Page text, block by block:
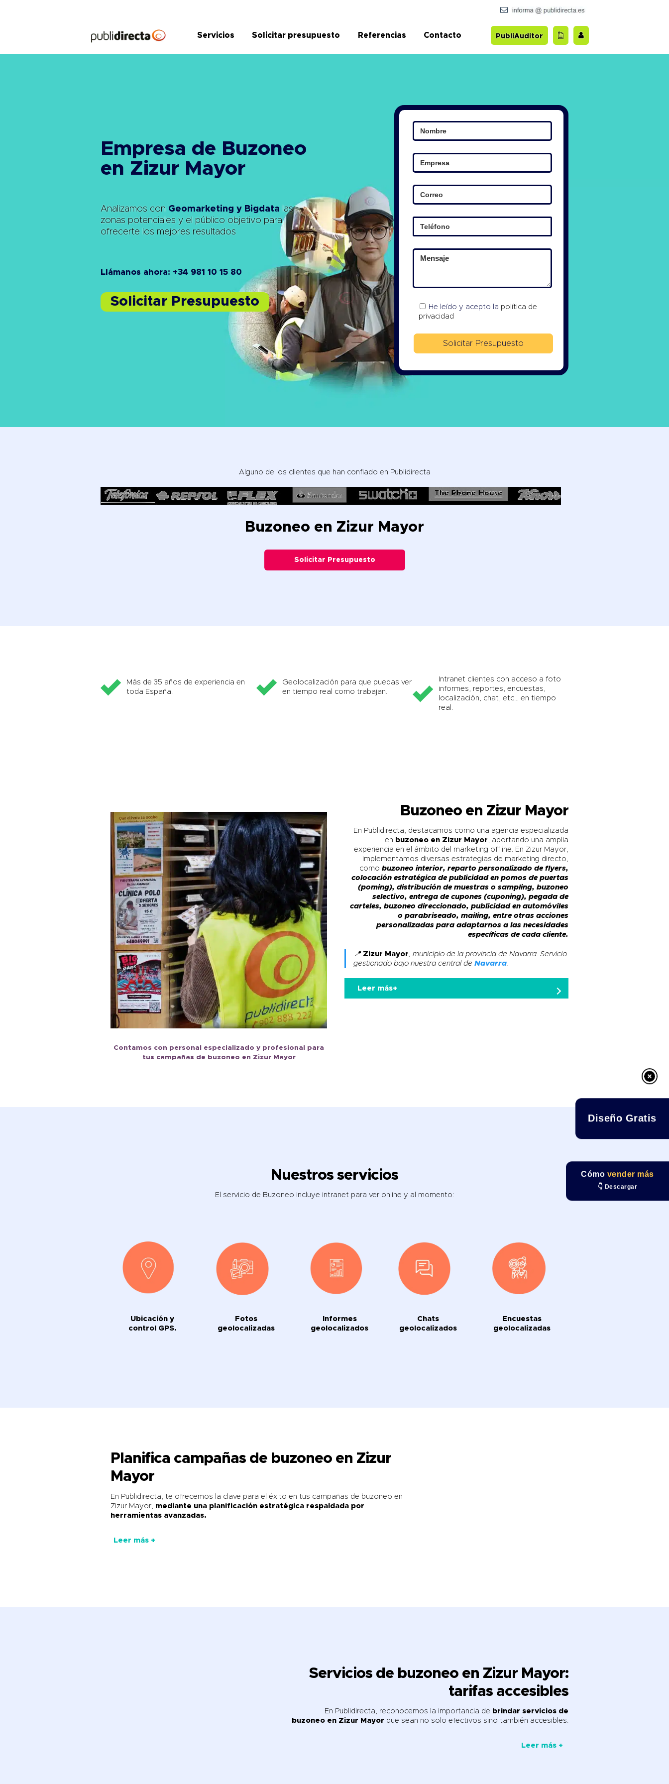
Diseño Gratis
Cómo vender más
👇 Descargar
Servicios Solicitar presupuesto Referencias Contacto PubliAuditor
Empresa de Buzoneo
en Zizur Mayor
Analizamos con Geomarketing y Bigdata las
zonas potenciales y el público objetivo para
ofrecerte los mejores resultados
Llámanos ahora: +34 981 10 15 80
Solicitar Presupuesto He leído y acepto la política de
privacidad
Alguno de los clientes que han confiado en Publidirecta
Buzoneo en Zizur Mayor
Solicitar Presupuesto
Más de 35 años de experiencia en
toda España.
Geolocalización para que puedas ver
en tiempo real como trabajan.
Intranet clientes con acceso a foto
informes, reportes, encuestas,
localización, chat, etc… en tiempo
real.
Contamos con personal especializado y profesional para
tus campañas de buzoneo en Zizur Mayor
Buzoneo en Zizur Mayor
En Publidirecta, destacamos como una agencia especializada
en buzoneo en Zizur Mayor , aportando una amplia
experiencia en el ámbito del marketing offline. En Zizur Mayor,
implementamos diversas estrategias de marketing directo,
como buzoneo interior, reparto personalizado de flyers,
colocación estratégica de publicidad en pomos de puertas
(poming), distribución de muestras o sampling, buzoneo
selectivo, entrega de cupones (cuponing), pegada de
carteles, buzoneo direccionado, publicidad en automóviles
o parabriseado, mailing, entre otras acciones
personalizadas para adaptarnos a las necesidades
específicas de cada cliente.
📍 Zizur Mayor, municipio de la provincia de Navarra. Servicio
gestionado bajo nuestra central de Navarra.
Leer más+
Nuestros servicios
El servicio de Buzoneo incluye intranet para ver online y al momento:
Ubicación y
control GPS.
Fotos
geolocalizadas
Informes
geolocalizados
Chats
geolocalizados
Encuestas
geolocalizadas
Planifica campañas de buzoneo en Zizur
Mayor
En Publidirecta, te ofrecemos la clave para el éxito en tus campañas de buzoneo en
Zizur Mayor, mediante una planificación estratégica respaldada por
herramientas avanzadas.
Leer más +
Servicios de buzoneo en Zizur Mayor:
tarifas accesibles
En Publidirecta, reconocemos la importancia de brindar servicios de
buzoneo en Zizur Mayor que sean no solo efectivos sino también accesibles.
Leer más +